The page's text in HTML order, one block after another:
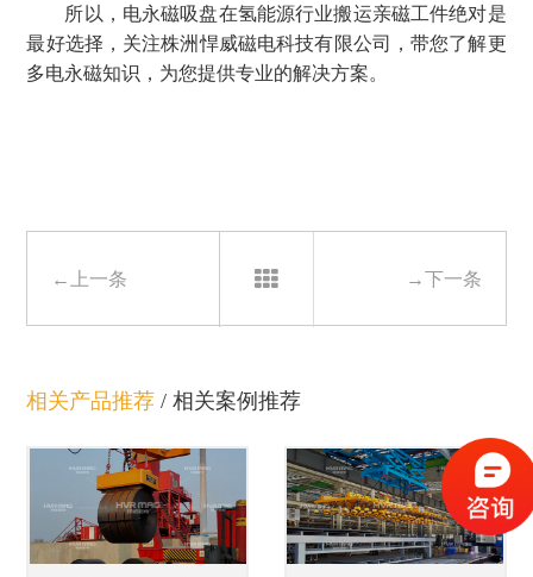
所以，电永磁吸盘在氢能源行业搬运亲磁工件绝对是
最好选择，关注株洲悍威磁电科技有限公司，带您了解更
多电永磁知识，为您提供专业的解决方案。
←上一条 →下一条
相关产品推荐 /相关案例推荐